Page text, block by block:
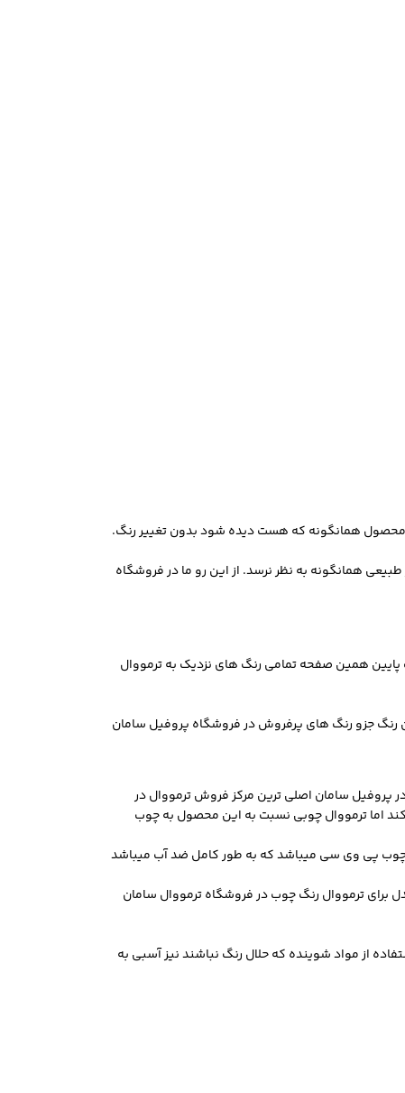
محصول همانگونه که هست دیده شود بدون تغییر رنگ.
همانگونه به نظر نرسد. از این رو ما در فروشگاه
همین صفحه تمامی رنگ های نزدیک به ترمووال
رنگ جزو رنگ های پرفروش در فروشگاه پروفیل سامان
سامان اصلی ترین مرکز فروش ترمووال در
اما ترمووال چوبی نسبت به این محصول به چوب
چوب پی وی سی میباشد که به طور کامل ضد آب میباشد
روشن تا تیره (گردویی، بلوطی، فندقی و…) متناسب با هر سبک دکوراسیون بسیار بالا میباشد به گونه ای که نزدیک 15 مدل برای ترمووال رنگ چوب در فروشگاه ترمووال سامان
از مواد شوینده که حلال رنگ نباشند نیز آسبی به